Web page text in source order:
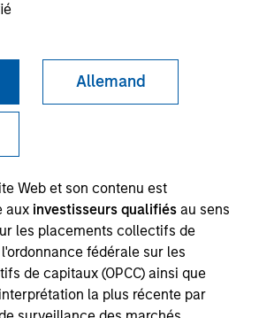
Allemand
Web et son contenu est
aux investisseurs qualifiésau sens
les placements collectifs de
fédérale sur les
de capitaux (OPCC) ainsi que
la plus récente par